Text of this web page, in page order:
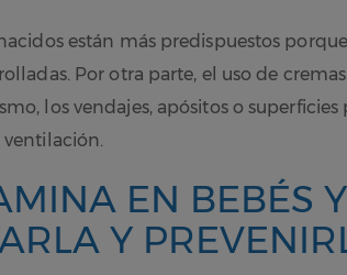
están más predispuestos
Por otra parte, el uso de
los vendajes, apósitos o
EN BEBÉS
Y